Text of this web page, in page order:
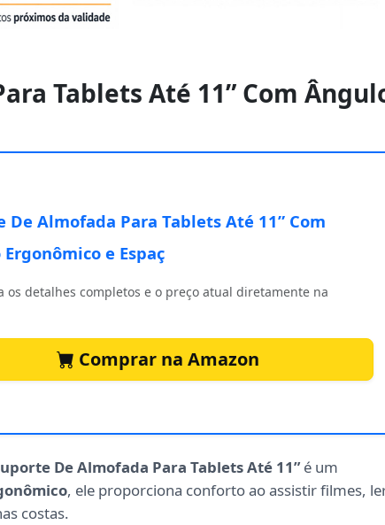
Tablets Até 11” Com
De Almofada Para Tablets Até 11” Com
e Espaç
os detalhes completos e o preço atual diretamente na
Comprar na Amazon
De Almofada Para Tablets Até 11”é um
, ele proporciona conforto ao assistir filmes,
costas.